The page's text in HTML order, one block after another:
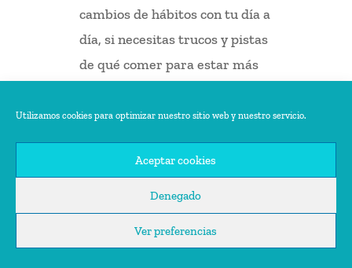
Utilizamos cookies para optimizar nuestro sitio web y nuestro servicio.
Aceptar cookies
Denegado
Ver preferencias
cambios de hábitos con tu día a
día, si necesitas trucos y pistas
de qué comer para estar más
libro.
Vuelta de vacaciones